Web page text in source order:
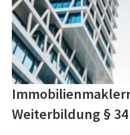
Weiterbildung § 34